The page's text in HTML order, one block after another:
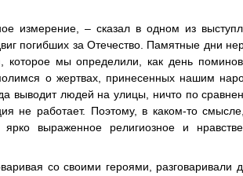
измерение, – сказал в одном из
погибших за Отечество. Памятные дни
мы определили, как день
о жертвах, принесенных нашим
выводит людей на улицы, ничто по
не работает. Поэтому, в каком-то
выраженное религиозное и
со своими героями, разговаривали